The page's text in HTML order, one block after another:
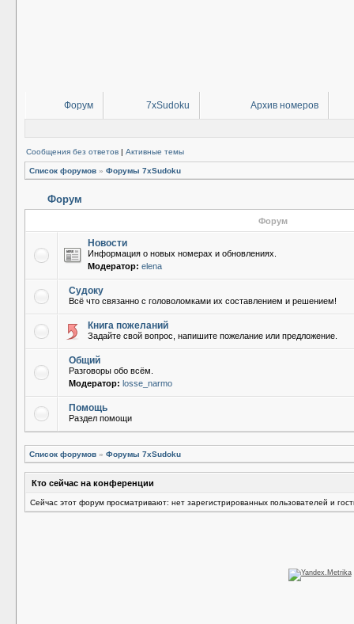
Форум 7xSudoku Архив номеров
Сообщения без ответов | Активные темы
Список форумов » Форумы 7xSudoku
Форум
Форум
Новости
Информация о новых номерах и обновлениях.
Модератор: elena
Судоку
Всё что связанно с головоломками их составлением и решением!
Книга пожеланий
Задайте свой вопрос, напишите пожелание или предложение.
Общий
Разговоры обо всём.
Модератор: losse_narmo
Помощь
Раздел помощи
Список форумов » Форумы 7xSudoku
Кто сейчас на конференции
Сейчас этот форум просматривают: нет зарегистрированных пользователей и